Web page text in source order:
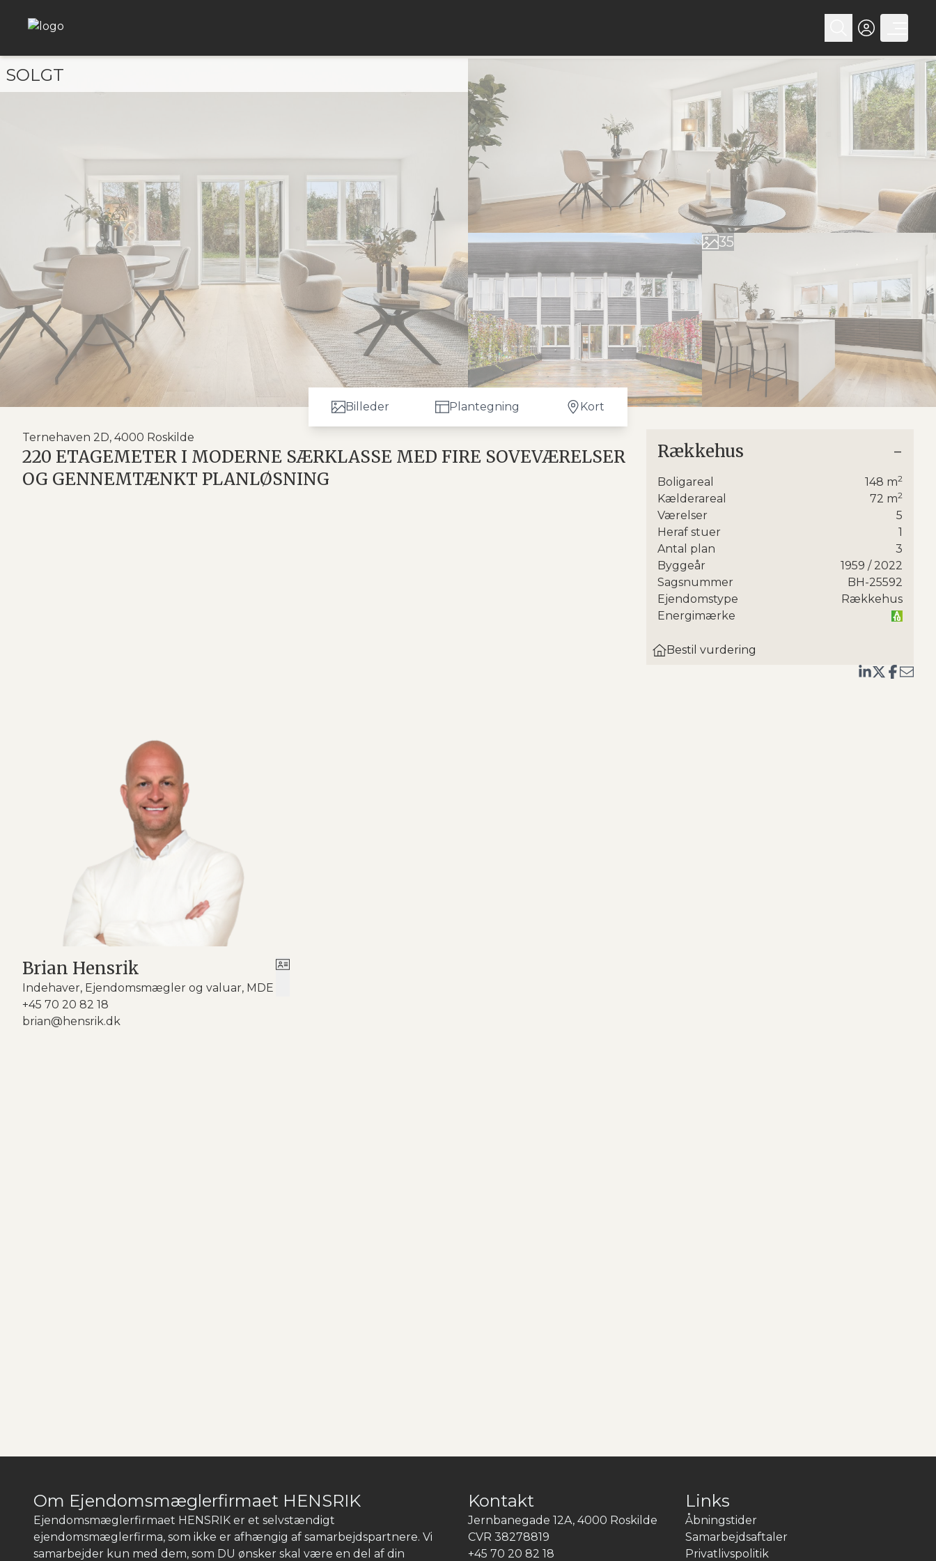
SOLGT
0
1
2
3
6
7
8
9
0
2
3
4
5
8
9
Billeder Plantegning Kort
Ternehaven 2D, 4000 Roskilde
220 ETAGEMETER I MODERNE SÆRKLASSE MED FIRE SOVEVÆRELSER
OG GENNEMTÆNKT PLANLØSNING
hobbyrum – ideelt til opbevaring, leg, træning eller hjemmekontor.
Udenfor er der fælles haveområde for foreningens få boliger og 2 private parkeringspladser lige foran døren.
Beliggende i Roskilde, med cykelafstand til Ros Torv, Roskilde Station og Roskilde bymidte med hyggelige
caféer og butikker. Desuden tæt på parkerne i Roskilde og det hyggelige havnemiljø. I nærmiljøet findes inden
for kort afstand både supermarked og tankstation til dagligdagens småindkøb.
En moderne, gennemtænkt og familievenlig bolig, hvor alle kvadratmeter er udnyttet optimalt og med et
Rækkehus -
Boligareal 148 m2
Kælderareal 72 m2
Værelser
5
Heraf stuer
1
Antal plan
3
Byggeår
1959 / 2022
Sagsnummer
BH-25592
Ejendomstype
Rækkehus
Energimærke
Bestil vurdering
Brian Hensrik
Indehaver, Ejendomsmægler og valuar, MDE
+45 70 20 82 18
brian@hensrik.dk
Om Ejendomsmæglerfirmaet HENSRIK
Ejendomsmæglerfirmaet HENSRIK er et selvstændigt
ejendomsmæglerfirma, som ikke er afhængig af samarbejdspartnere. Vi
samarbejder kun med dem, som DU ønsker skal være en del af din
Kontakt
Jernbanegade 12A, 4000 Roskilde
CVR 38278819
+45 70 20 82 18
Links
Åbningstider
Samarbejdsaftaler
Privatlivspolitik